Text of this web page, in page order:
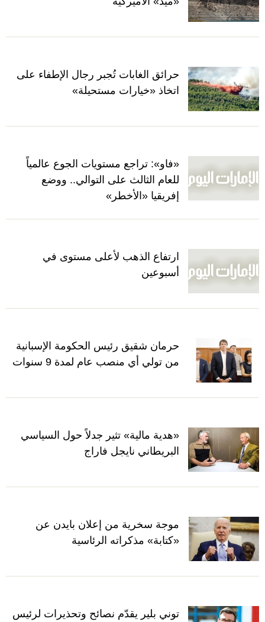
حرائق الغابات تُجبر رجال الإطفاء على
اتخاذ «خيارات مستحيلة»
«فاو»: تراجع مستويات الجوع عالمياً
للعام الثالث على التوالي.. ووضع
إفريقيا «الأخطر»
ارتفاع الذهب لأعلى مستوى في
أسبوعين
حرمان شقيق رئيس الحكومة الإسبانية
من تولي أي منصب عام لمدة 9 سنوات
«هدية مالية» تثير جدلاً حول السياسي
البريطاني نايجل فاراج
موجة سخرية من إعلان بايدن عن
«كتابة» مذكراته الرئاسية
توني بلير يقدّم نصائح وتحذيرات لرئيس